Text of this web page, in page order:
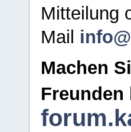
Mitteilung
Mail
Machen
Freunden